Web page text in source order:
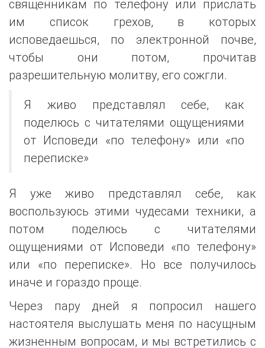
священникам по телефону или прислать
им список грехов, в которых
исповедаешься, по электронной почве,
чтобы они потом, прочитав
разрешительную молитву, его сожгли.
Я живо представлял себе, как
поделюсь с читателями ощущениями
от Исповеди «по телефону» или «по
переписке»
Я уже живо представлял себе, как
воспользуюсь этими чудесами техники, а
потом поделюсь с читателями
ощущениями от Исповеди «по телефону»
или «по переписке». Но все получилось
иначе и гораздо проще.
Через пару дней я попросил нашего
настоятеля выслушать меня по насущным
жизненным вопросам, и мы встретились с